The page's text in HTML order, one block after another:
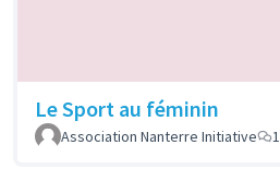
Le Sport au féminin
Association Nanterre Initiative
1